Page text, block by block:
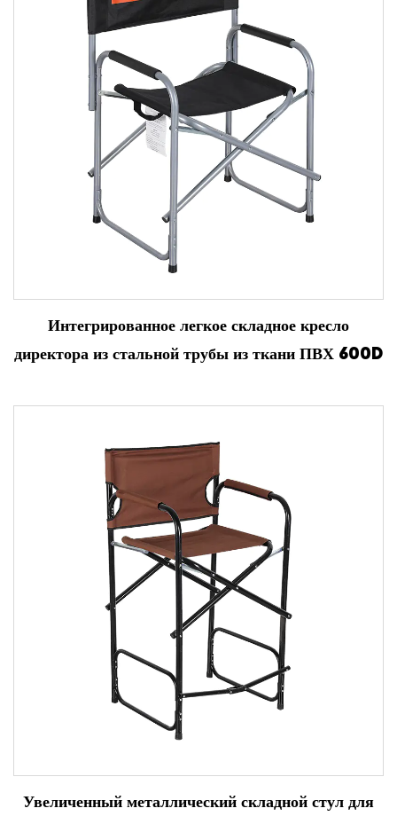
Интегрированное легкое складное кресло
директора из стальной трубы из ткани ПВХ 600D
Увеличенный металлический складной стул для